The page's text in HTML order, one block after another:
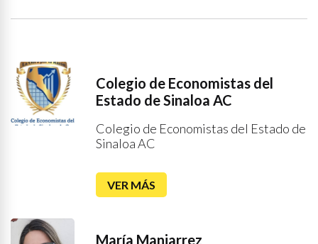
Colegio de Economistas del
Estado de Sinaloa AC
Colegio de Economistas del Estado de
Sinaloa AC
VER MÁS
María Manjarrez